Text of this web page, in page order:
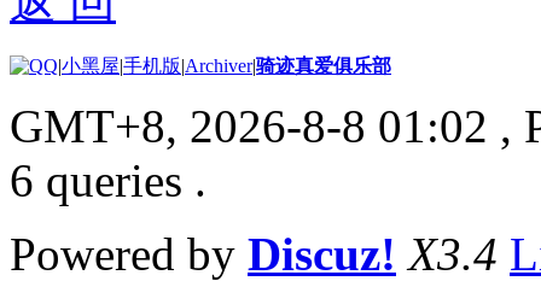
|小黑屋|手机版|Archiver|骑迹真爱俱乐部
GMT+8, 2026-8-8 01:02 ,
6 queries .
Powered by Discuz! X3.4